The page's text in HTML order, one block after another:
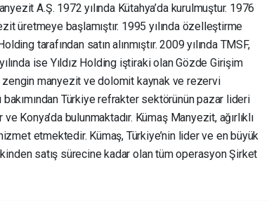
A.Ş. 1972 yılında Kütahya’da kurulmuştur. 1976
üretmeye başlamıştır. 1995 yılında özelleştirme
tarafından satın alınmıştır. 2009 yılında TMSF,
ise Yıldız Holding iştiraki olan Gözde Girişim
zengin manyezit ve dolomit kaynak ve rezervi
Türkiye refrakter sektörünün pazar lideri
Konya’da bulunmaktadır. Kümaş Manyezit, ağırlıklı
etmektedir. Kümaş, Türkiye’nin lider ve en büyük
satış sürecine kadar olan tüm operasyon Şirket